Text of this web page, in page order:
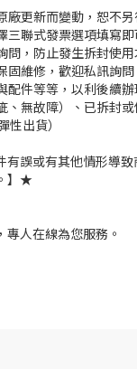
更新而變動，恕不
聯式發票選項填寫
，防止發生拆封使
維修，歡迎私訊詢問
件等等，以利後續
無故障）、已拆封
出貨）
誤或有其他情形導
】★
人在線為您服務。